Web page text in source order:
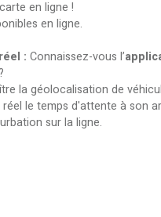
en ligne !
en ligne.
: Connaissez-vous l’
?
la géolocalisation de
le temps d'attente à son
sur la ligne.